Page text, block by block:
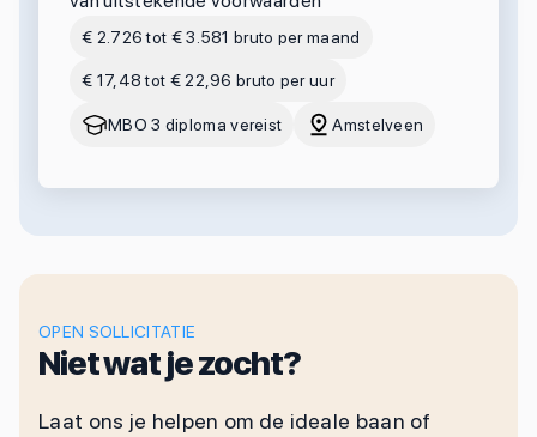
€ 2.726 tot € 3.581 bruto per maand
€ 17,48 tot € 22,96 bruto per uur
MBO 3 diploma vereist Amstelveen
OPEN SOLLICITATIE
Niet wat je zocht?
Laat ons je helpen om de ideale baan of